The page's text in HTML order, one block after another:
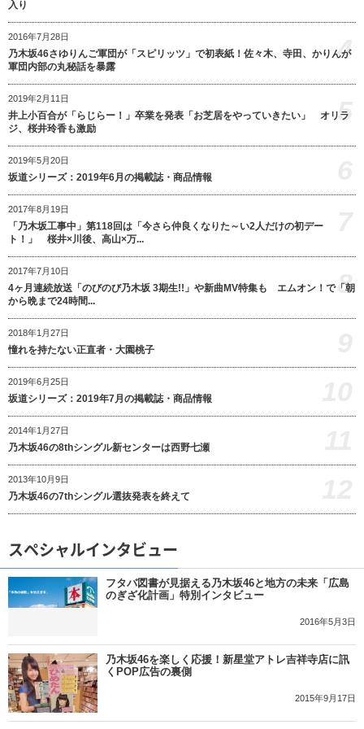
入り
2016年7月28日
乃木坂46さゆりんご軍団が「スピリッツ」で初表紙！佐々木、寺田、かりんが
軍団内部の丸秘話を暴露
4
2019年2月11日
井上小百合が「らじらー！」卒業を発表「お芝居をやっていきたい」 オリラ
ジ、桜井玲香も激励
5
2019年5月20日
坂道シリーズ：2019年6月の掲載誌・商品情報
2017年8月19日
「乃木坂工事中」第118回は「今さら仲良くなりた～い2人だけの初デー
ト！」 桜井×川後、高山×万...
2017年7月10日
4ヶ月連続放送「のびのび乃木坂 3期生!!」や新曲MV特集も エムオン！で「朝
から晩まで24時間...
8
2018年1月27日
憧れを持たない正直者・大園桃子
2019年6月25日
坂道シリーズ：2019年7月の掲載誌・商品情報
2014年1月27日
乃木坂46の8thシングル新センターは西野七瀬
2013年10月9日
乃木坂46の7thシングル選抜発表を終えて
スペシャルインタビュー
フタバ図書が見据える乃木坂46と地方の未来「広島
のぎざ化計画」特別インタビュー
2016年5月3日
乃木坂46を楽しく応援！新星堂アトレ吉祥寺店に訊
くPOP広告の裏側
2015年9月17日